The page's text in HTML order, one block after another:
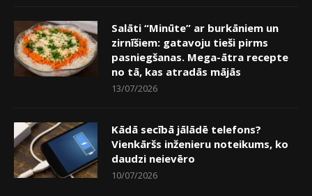
Salāti “Minūte” ar burkāniem un
zirnīšiem: gatavoju tieši pirms
pasniegšanas. Mega-ātra recepte
no tā, kas atradās mājās
13/07/2026
Kādā secībā jālādē telefons?
Vienkāršs inženieru noteikums, ko
daudzi neievēro
10/07/2026